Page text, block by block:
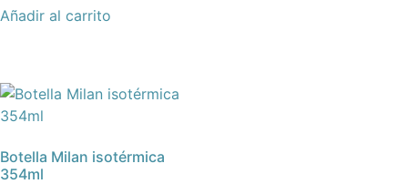
Añadir al carrito
Botella Milan isotérmica
354ml